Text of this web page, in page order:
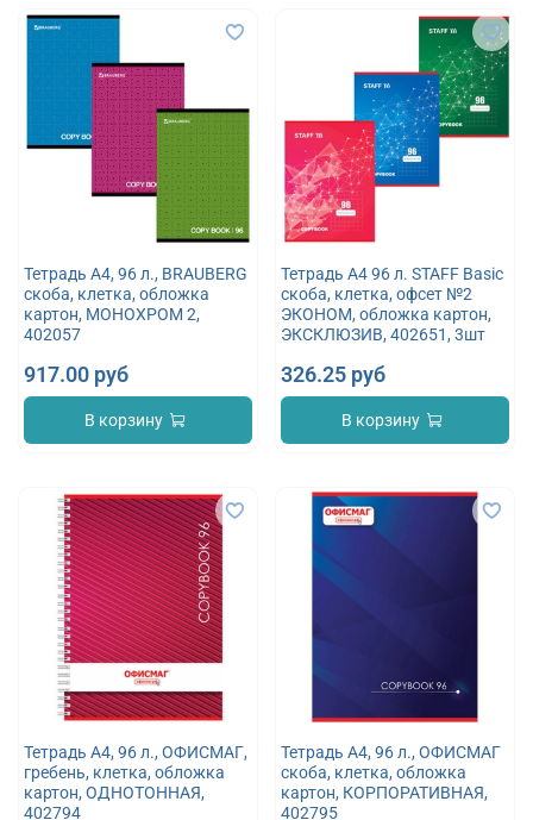
Тетрадь А4, 96 л., BRAUBERG
скоба, клетка, обложка
картон, МОНОХРОМ 2,
402057
917.00 руб
В корзину
Тетрадь А4 96 л. STAFF Basic
скоба, клетка, офсет №2
ЭКОНОМ, обложка картон,
ЭКСКЛЮЗИВ, 402651, 3шт
326.25 руб
В корзину
Тетрадь А4, 96 л., ОФИСМАГ,
гребень, клетка, обложка
картон, ОДНОТОННАЯ,
402794
Тетрадь А4, 96 л., ОФИСМАГ
скоба, клетка, обложка
картон, КОРПОРАТИВНАЯ,
402795